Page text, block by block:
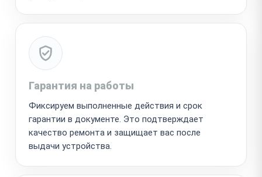
Гарантия на работы
Фиксируем выполненные действия и срок
гарантии в документе. Это подтверждает
качество ремонта и защищает вас после
выдачи устройства.